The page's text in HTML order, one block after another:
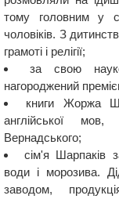
тому головним у
чоловіків. З
грамоті і релігії;
за свою
нагороджений
книги Жоржа
англійської мов,
Вернадського;
сім'я Шарпаків
води і морозива.
заводом,